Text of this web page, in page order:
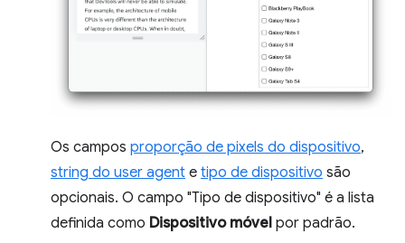
Os campos proporção de pixels do dispositivo,
string do user agent e tipo de dispositivo são
opcionais. O campo "Tipo de dispositivo" é a lista
definida como Dispositivo móvel por padrão.